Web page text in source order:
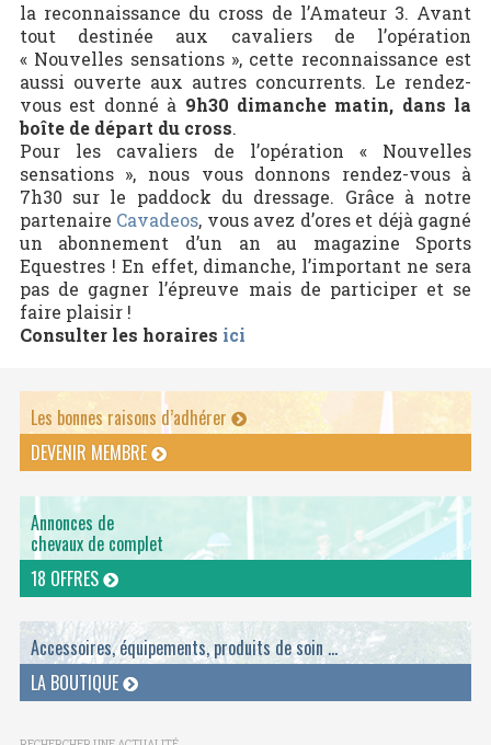
la reconnaissance du cross de l’Amateur 3. Avant
tout destinée aux cavaliers de l’opération
« Nouvelles sensations », cette reconnaissance est
aussi ouverte aux autres concurrents. Le rendez-
vous est donné à 9h30 dimanche matin, dans la
boîte de départ du cross.
Pour les cavaliers de l’opération « Nouvelles
sensations », nous vous donnons rendez-vous à
7h30 sur le paddock du dressage. Grâce à notre
partenaire Cavadeos, vous avez d’ores et déjà gagné
un abonnement d’un an au magazine Sports
Equestres ! En effet, dimanche, l’important ne sera
pas de gagner l’épreuve mais de participer et se
faire plaisir !
Consulter les horaires ici
Les bonnes raisons d’adhérer
DEVENIR MEMBRE
Annonces de
chevaux de complet
18 OFFRES
Accessoires, équipements, produits de soin ...
LA BOUTIQUE